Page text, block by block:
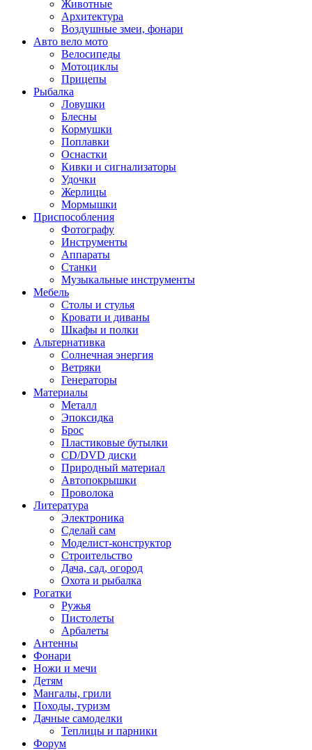
Животные
Архитектура
Воздушные змеи, фонари
Авто вело мото
Велосипеды
Мотоциклы
Прицепы
Рыбалка
Ловушки
Блесны
Кормушки
Поплавки
Оснастки
Кивки и сигнализаторы
Удочки
Жерлицы
Мормышки
Приспособления
Фотографу
Инструменты
Аппараты
Станки
Музыкальные инструменты
Мебель
Столы и стулья
Кровати и диваны
Шкафы и полки
Альтернативка
Солнечная энергия
Ветряки
Генераторы
Материалы
Металл
Эпоксидка
Брос
Пластиковые бутылки
CD/DVD диски
Природный материал
Автопокрышки
Проволока
Литература
Электроника
Сделай сам
Моделист-конструктор
Строительство
Дача, сад, огород
Охота и рыбалка
Рогатки
Ружья
Пистолеты
Арбалеты
Антенны
Фонари
Ножи и мечи
Детям
Мангалы, грили
Походы, туризм
Дачные самоделки
Теплицы и парники
Форум